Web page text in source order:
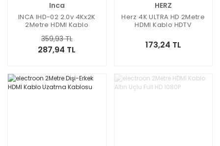
Inca
INCA IHD-02 2.0v 4Kx2K
2Metre HDMI Kablo
287,94 TL
359,93 TL
HERZ
Herz 4K ULTRA HD 2Metre
HDMI Kablo HDTV
173,24 TL